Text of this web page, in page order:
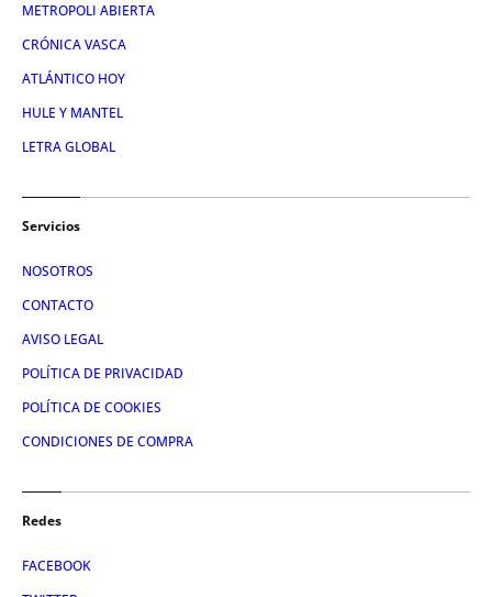
METROPOLI ABIERTA
CRÓNICA VASCA
ATLÁNTICO HOY
HULE Y MANTEL
LETRA GLOBAL
Servicios
NOSOTROS
CONTACTO
AVISO LEGAL
POLÍTICA DE PRIVACIDAD
POLÍTICA DE COOKIES
CONDICIONES DE COMPRA
Redes
FACEBOOK